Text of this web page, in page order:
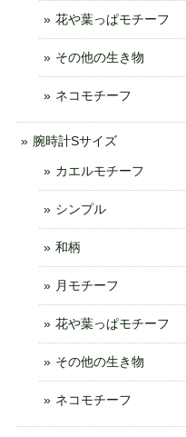
花や葉っぱモチーフ
その他の生き物
ネコモチーフ
腕時計Sサイズ
カエルモチーフ
シンプル
和柄
月モチーフ
花や葉っぱモチーフ
その他の生き物
ネコモチーフ